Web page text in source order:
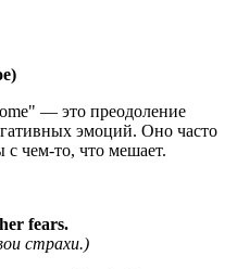
— это преодоление
эмоций. Оно часто
с чем-то, что мешает.
fears.
страхи.)